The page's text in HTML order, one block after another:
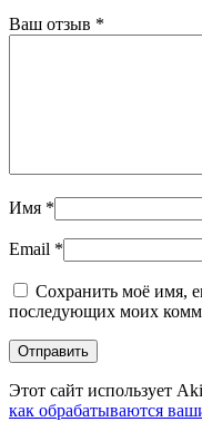
Ваш отзыв *
Имя *
Email *
Сохранить моё имя,
последующих моих
Этот сайт использует
как обрабатываются